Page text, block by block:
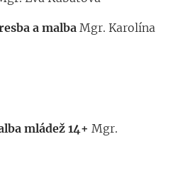
a malba Mgr. Karolína
mládež 14+ Mgr.